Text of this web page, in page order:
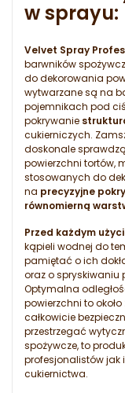
w sprayu:
Velvet Spray
barwników
do dekorowania
wytwarzane są na
pojemnikach pod
pokrywanie
cukierniczych.
doskonale
powierzchni tortów,
stosowanych do
na precyzyjne
równomierną
Przed każdym
kąpieli wodnej do
pamiętać o ich
oraz o spryskiwaniu
Optymalna
powierzchni to około
całkowicie
przestrzegać
spożywcze, to
profesjonalistów
cukiernictwa.